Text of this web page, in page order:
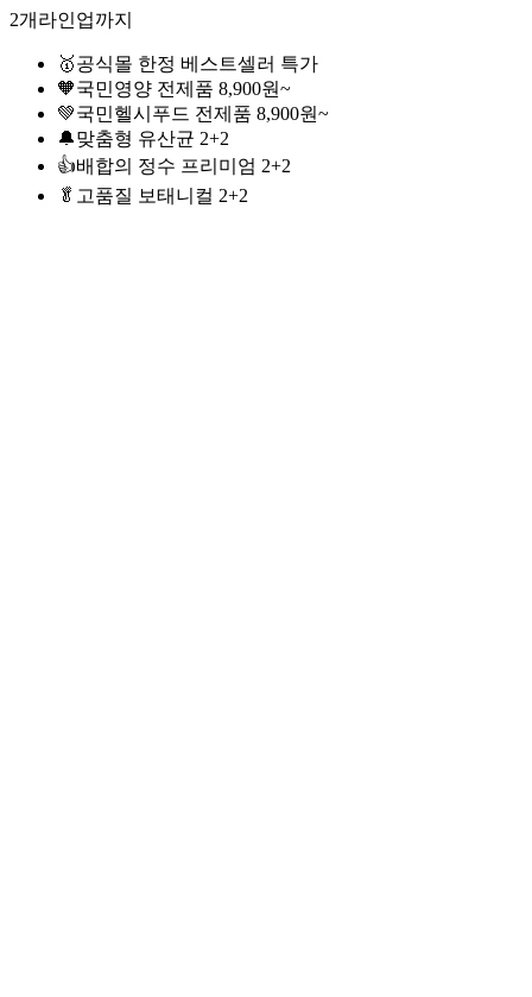
2개라인업까지
🥇공식몰 한정 베스트셀러 특가
🧡국민영양 전제품 8,900원~
💚국민헬시푸드 전제품 8,900원~
🔔맞춤형 유산균 2+2
👍배합의 정수 프리미엄 2+2
🥬고품질 보태니컬 2+2